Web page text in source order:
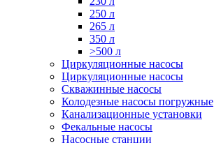
250 л
265 л
350 л
>500 л
Циркуляционные насосы
Циркуляционные насосы
Скважинные насосы
Колодезные насосы погружные
Канализационные установки
Фекальные насосы
Насосные станции